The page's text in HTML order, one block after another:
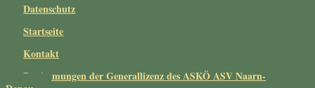
Datenschutz
Startseite
Kontakt
Bestimmungen der Generallizenz des ASKÖ ASV Naarn-